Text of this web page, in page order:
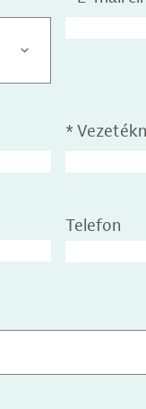
*
Telefon